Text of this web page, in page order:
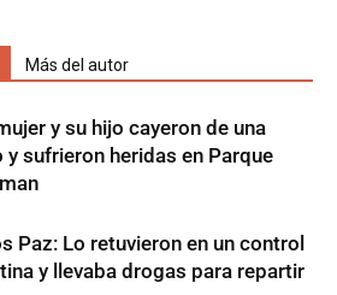
Más del autor
y su hijo cayeron de una
y sufrieron heridas en Parque
Paz: Lo retuvieron en un control
y llevaba drogas para repartir